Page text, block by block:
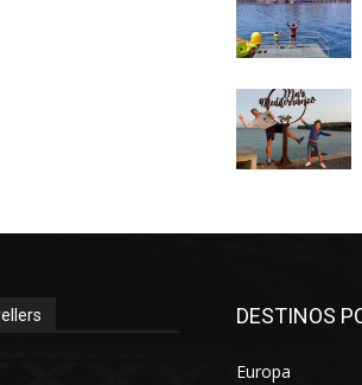
DESTINOS
Europa